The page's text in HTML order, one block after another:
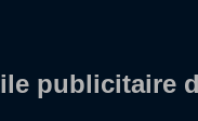
publicitaire